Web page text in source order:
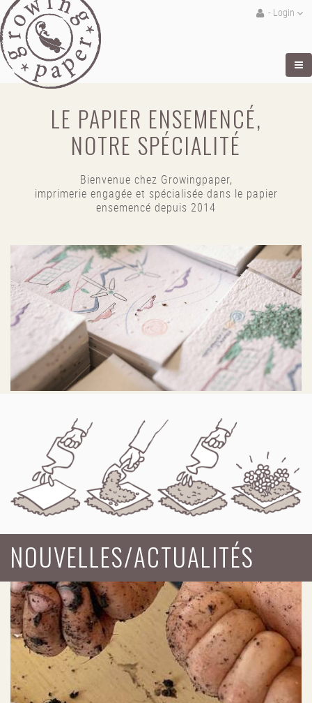
- Login
LE PAPIER ENSEMENCÉ,
NOTRE SPÉCIALITÉ
Bienvenue chez Growingpaper,
imprimerie engagée et spécialisée dans le papier
ensemencé depuis 2014
NOUVELLES/ACTUALITÉS